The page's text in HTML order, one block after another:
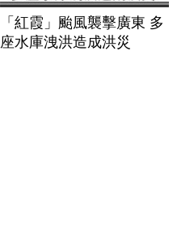
「紅霞」颱風襲擊廣東 多
座水庫洩洪造成洪災